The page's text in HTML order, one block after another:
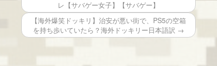
レ【サバゲー女子】【サバゲー】
【海外爆笑ドッキリ】治安が悪い街で、PS5の空箱
を持ち歩いていたら？海外ドッキリー日本語訳 →